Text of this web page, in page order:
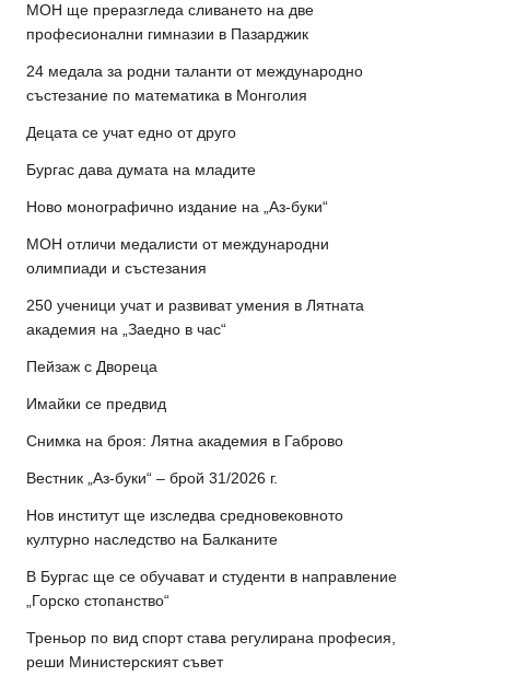
МОН ще преразгледа сливането на две
професионални гимназии в Пазарджик
24 медала за родни таланти от международно
състезание по математика в Монголия
Децата се учат едно от друго
Бургас дава думата на младите
Ново монографично издание на „Аз-буки“
МОН отличи медалисти от международни
олимпиади и състезания
250 ученици учат и развиват умения в Лятната
академия на „Заедно в час“
Пейзаж с Двореца
Имайки се предвид
Снимка на броя: Лятна академия в Габрово
Вестник „Аз-буки“ – брой 31/2026 г.
Нов институт ще изследва средновековното
културно наследство на Балканите
В Бургас ще се обучават и студенти в направление
„Горско стопанство“
Треньор по вид спорт става регулирана професия,
реши Министерският съвет